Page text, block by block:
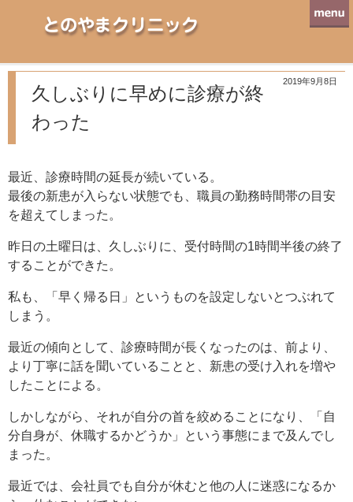
とのやまクリニック
2019年9月8日
久しぶりに早めに診療が終
わった
最近、診療時間の延長が続いている。
最後の新患が入らない状態でも、職員の勤務時間帯の目安
を超えてしまった。
昨日の土曜日は、久しぶりに、受付時間の1時間半後の終了
することができた。
私も、「早く帰る日」というものを設定しないとつぶれて
しまう。
最近の傾向として、診療時間が長くなったのは、前より、
より丁寧に話を聞いていることと、新患の受け入れを増や
したことによる。
しかしながら、それが自分の首を絞めることになり、「自
分自身が、休職するかどうか」という事態にまで及んでし
まった。
最近では、会社員でも自分が休むと他の人に迷惑になるか